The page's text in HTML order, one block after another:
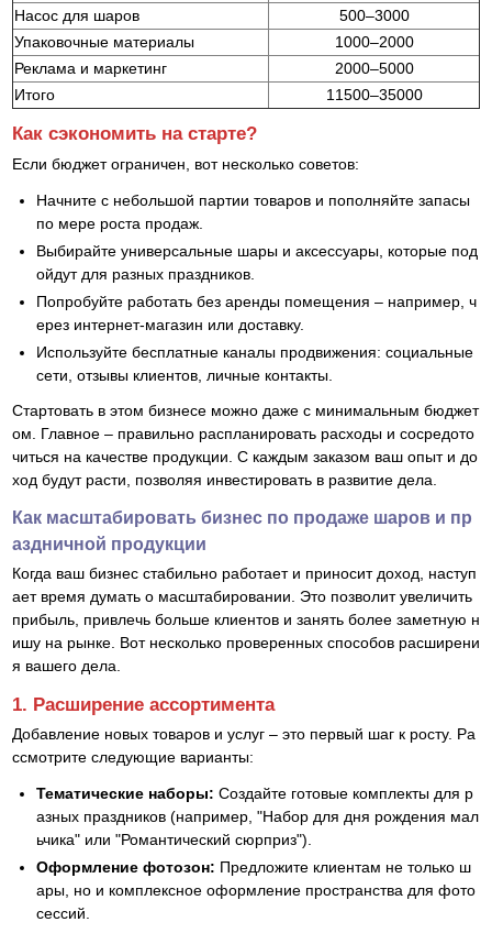
Насос для шаров
500–3000
Упаковочные материалы
1000–2000
Реклама и маркетинг
2000–5000
Итого
11500–35000
Как сэкономить на старте?
Если бюджет ограничен, вот несколько советов:
Начните с небольшой партии товаров и пополняйте запасы
по мере роста продаж.
Выбирайте универсальные шары и аксессуары, которые под
ойдут для разных праздников.
Попробуйте работать без аренды помещения – например, ч
ерез интернет-магазин или доставку.
Используйте бесплатные каналы продвижения: социальные
сети, отзывы клиентов, личные контакты.
Стартовать в этом бизнесе можно даже с минимальным бюджет
ом. Главное – правильно распланировать расходы и сосредото
читься на качестве продукции. С каждым заказом ваш опыт и до
ход будут расти, позволяя инвестировать в развитие дела.
Как масштабировать бизнес по продаже шаров и пр
аздничной продукции
Когда ваш бизнес стабильно работает и приносит доход, наступ
ает время думать о масштабировании. Это позволит увеличить
прибыль, привлечь больше клиентов и занять более заметную н
ишу на рынке. Вот несколько проверенных способов расширени
я вашего дела.
1. Расширение ассортимента
Добавление новых товаров и услуг – это первый шаг к росту. Ра
ссмотрите следующие варианты:
Тематические наборы: Создайте готовые комплекты для р
азных праздников (например, "Набор для дня рождения мал
ьчика" или "Романтический сюрприз").
Оформление фотозон: Предложите клиентам не только ш
ары, но и комплексное оформление пространства для фото
сессий.